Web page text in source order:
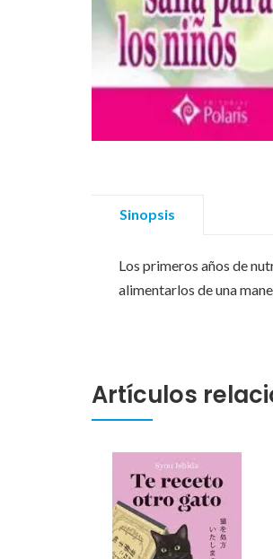
Sinopsis
Los primeros años de
alimentarlos de una
Artículos